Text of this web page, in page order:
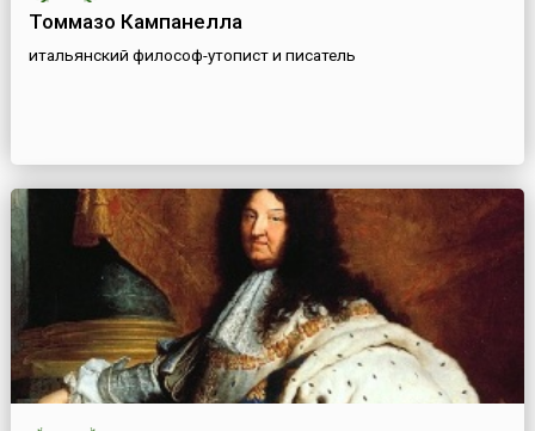
Томмазо Кампанелла
итальянский философ-утопист и писатель